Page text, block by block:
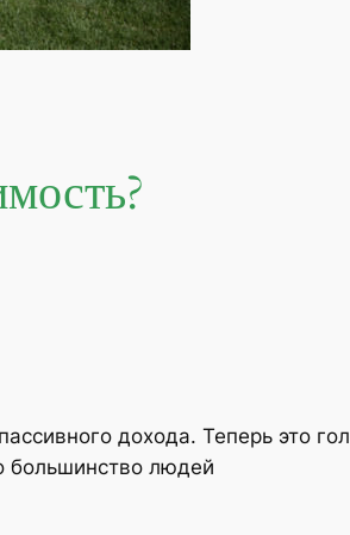
дохода. Теперь это
большинство людей